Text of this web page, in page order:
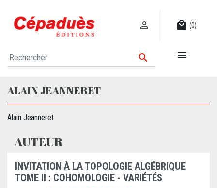
 local_mall (0)
 
ALAIN JEANNERET
Alain Jeanneret
AUTEUR
INVITATION À LA TOPOLOGIE ALGÉBRIQUE
TOME II : COHOMOLOGIE - VARIÉTÉS